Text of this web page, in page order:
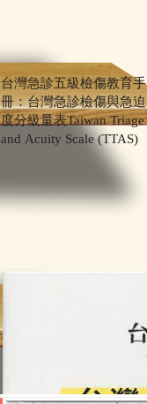
台灣急診五級檢傷教育手
冊：台灣急診檢傷與急迫
度分級量表Taiwan Triage
and Acuity Scale (TTAS)
預防性保存專有名詞圖典